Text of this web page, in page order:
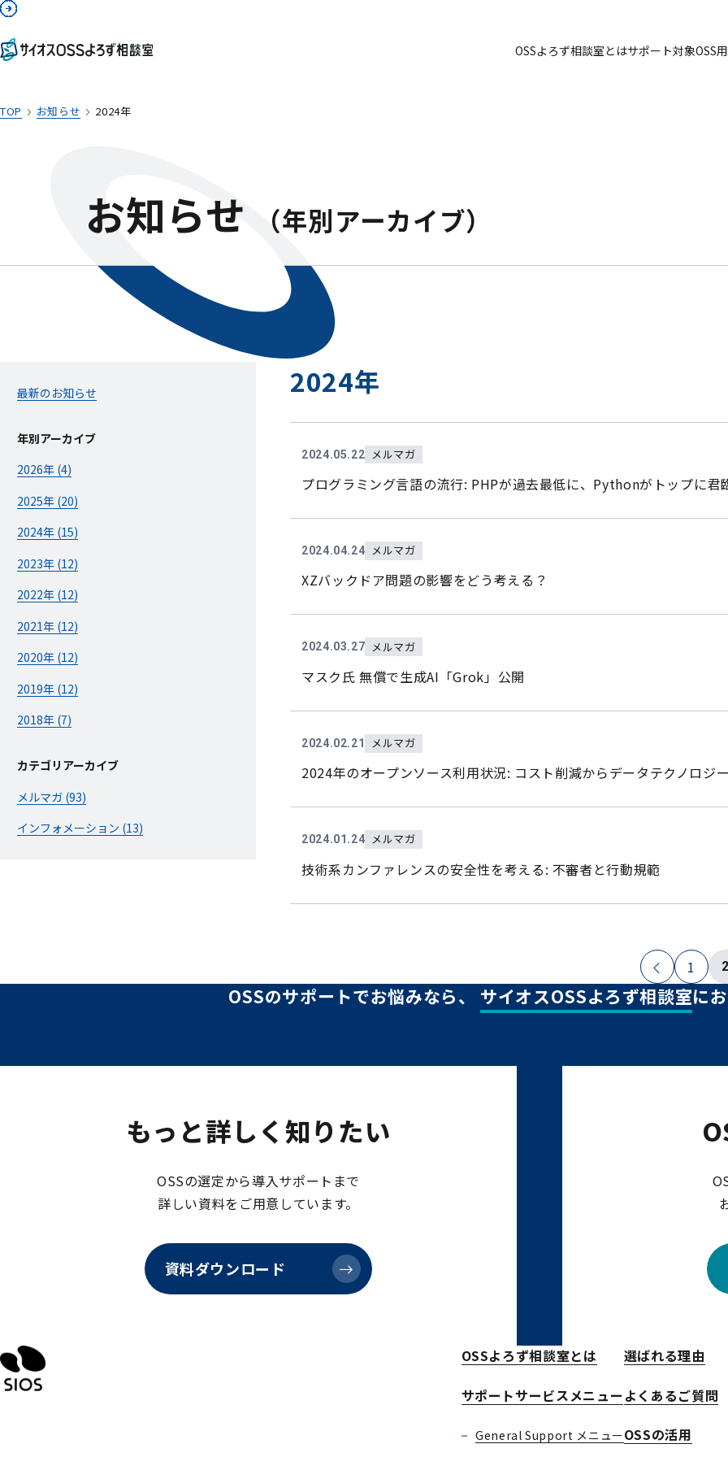
OSSよろず相談室とはサポート対象OSS
TOP お知らせ 2024年
お知らせ （年別アーカイブ）
最新のお知らせ
年別アーカイブ
2026年 (4)
2025年 (20)
2024年 (15)
2023年 (12)
2022年 (12)
2021年 (12)
2020年 (12)
2019年 (12)
2018年 (7)
カテゴリアーカイブ
メルマガ (93)
インフォメーション (13)
2024年
2024.05.22 メルマガ
プログラミング言語の流行: PHPが過去最低に、Pythonがトップに君
2024.04.24 メルマガ
XZバックドア問題の影響をどう考える？
2024.03.27 メルマガ
マスク氏 無償で生成AI「Grok」公開
2024.02.21 メルマガ
2024年のオープンソース利用状況: コスト削減からデータテクノロジ
2024.01.24 メルマガ
技術系カンファレンスの安全性を考える: 不審者と行動規範
1
OSSのサポートでお悩みなら、 サイオスOSSよろず相談室に
もっと詳しく知りたい
OSSの選定から導入サポートまで
詳しい資料をご用意しています。
資料ダウンロード
OSSよろず相談室とは
サポートサービスメニュー
General Support メニュー
選ばれる理由
よくあるご質問
OSSの活用